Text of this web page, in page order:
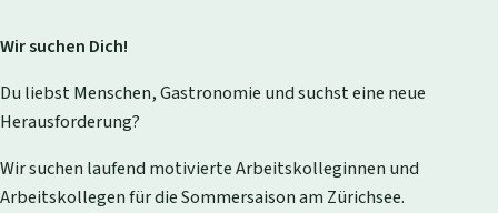
Wir suchen Dich!
Du liebst Menschen, Gastronomie und suchst eine neue
Herausforderung?
Wir suchen laufend motivierte Arbeitskolleginnen und
Arbeitskollegen für die Sommersaison am Zürichsee.